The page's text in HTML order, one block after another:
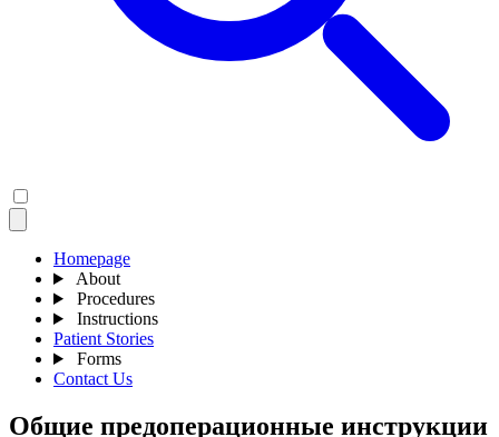
Homepage
About
Procedures
Instructions
Patient Stories
Forms
Contact Us
Общие предоперационные инструкции